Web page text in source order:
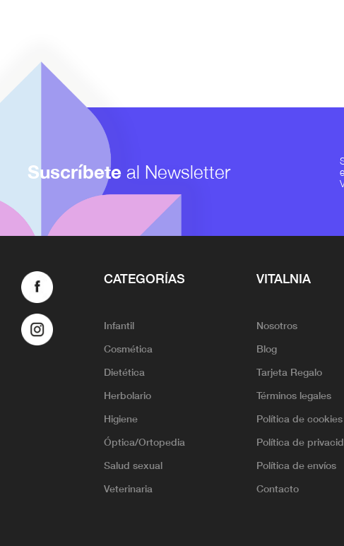
Suscríbete al Newsletter
CATEGORÍAS
Infantil
Cosmética
Dietética
Herbolario
Higiene
Óptica/Ortopedia
Salud sexual
Veterinaria
VITALNIA
Nosotros
Blog
Tarjeta Regalo
Términos legales
Política de cookies
Política de
Política de envíos
Contacto